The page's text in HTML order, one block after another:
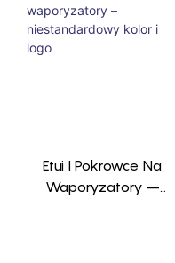
Etui I Pokrowce Na
Waporyzatory –